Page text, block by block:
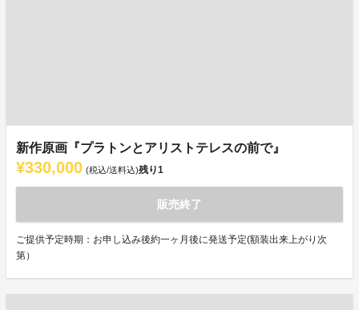
新作原画『プラトンとアリストテレスの前で』
¥330,000 (税込/送料込)残り1
販売終了
ご提供予定時期：お申し込み後約一ヶ月後に発送予定(額装出来上がり次
第）